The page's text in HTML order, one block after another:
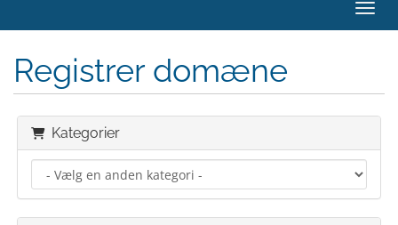
Skift
Registrer domæne
Kategorier